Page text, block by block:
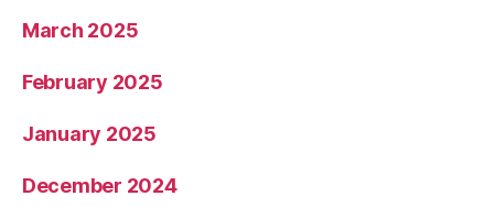
March 2025
February 2025
January 2025
December 2024